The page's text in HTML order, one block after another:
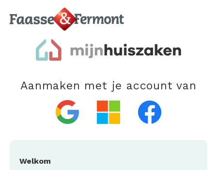
Aanmaken met je account van
Welkom